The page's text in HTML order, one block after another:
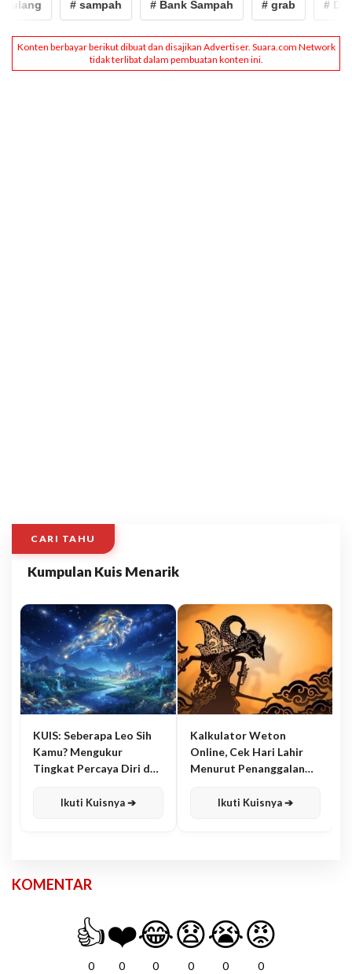
# sampah # Bank Sampah # grab #
CARI TAHU
Kumpulan Kuis Menarik
KUIS: Seberapa Leo Sih
Kamu? Mengukur
Tingkat Percaya Diri dan
Ikuti Kuisnya ➔
Kalkulator Weton
Online, Cek Hari Lahir
Menurut Penanggalan
Ikuti Kuisnya ➔
KOMENTAR
👍
0
❤️
0
😂
0
😧
0
😭
0
😡
0